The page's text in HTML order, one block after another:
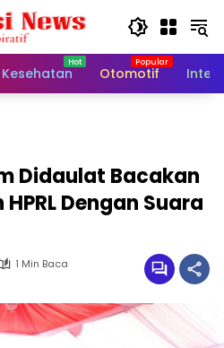
Kesehatan Otomotif
Didaulat Bacakan
Dengan Suara
1 Min Baca